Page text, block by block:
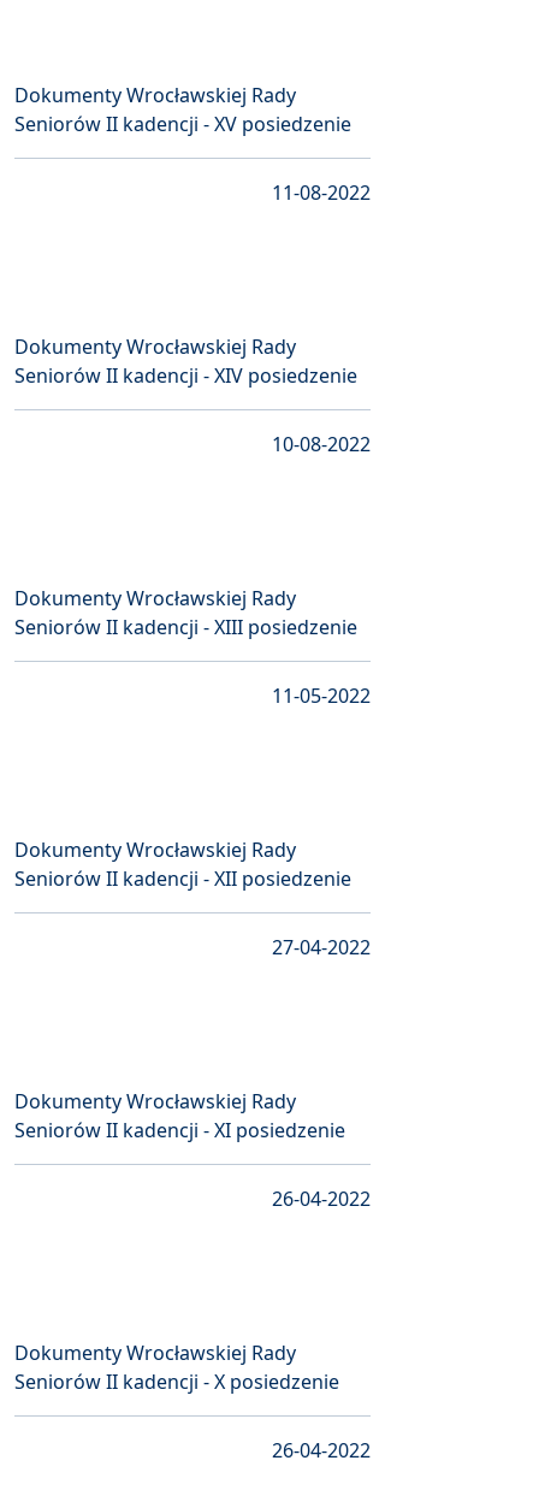
Dokumenty Wrocławskiej Rady
Seniorów II kadencji - XV posiedzenie
11-08-2022
Dokumenty Wrocławskiej Rady
Seniorów II kadencji - XIV posiedzenie
10-08-2022
Dokumenty Wrocławskiej Rady
Seniorów II kadencji - XIII posiedzenie
11-05-2022
Dokumenty Wrocławskiej Rady
Seniorów II kadencji - XII posiedzenie
27-04-2022
Dokumenty Wrocławskiej Rady
Seniorów II kadencji - XI posiedzenie
26-04-2022
Dokumenty Wrocławskiej Rady
Seniorów II kadencji - X posiedzenie
26-04-2022